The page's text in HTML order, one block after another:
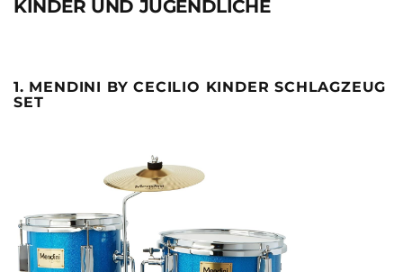
KINDER UND JUGENDLICHE
1. MENDINI BY CECILIO KINDER SCHLAGZEUG
SET